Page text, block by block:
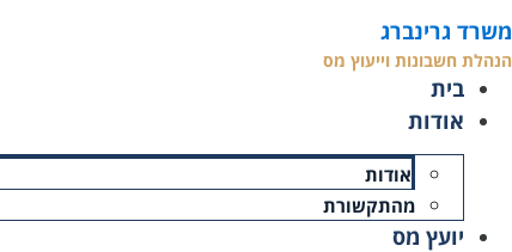
משרד גרינברג
הנהלת חשבונות וייעוץ מס
בית
אודות
אודות
מהתקשורת
יועץ מס
איך לנהל עסק נכון?
זמן קריאה: 3 דקות
תאריך עדכון אחרון: 28/03/2024